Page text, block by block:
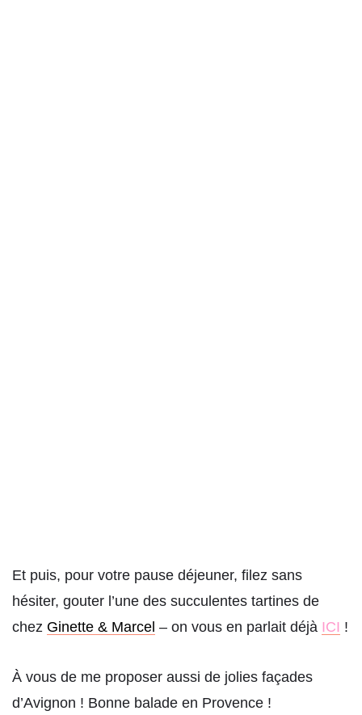
Et puis, pour votre pause déjeuner, filez sans
hésiter, gouter l’une des succulentes tartines de
chez Ginette & Marcel – on vous en parlait déjà ICI !
À vous de me proposer aussi de jolies façades
d’Avignon ! Bonne balade en Provence !